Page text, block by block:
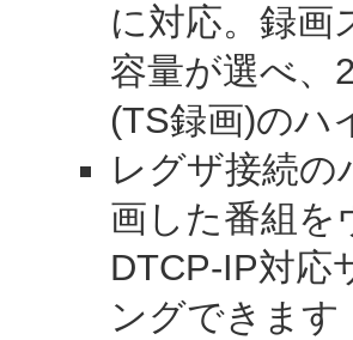
に対応。録画
容量が選べ、
(TS録画)のハ
レグザ接続
画した番組を
DTCP-IP対応
ングできます